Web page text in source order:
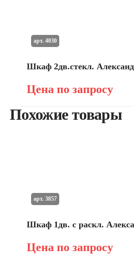
Шкаф 2дв.стекл.
Цена по запросу
арт. 4030
Похожие товары
Шкаф 1дв. с раскл.
Цена по запросу
арт. 3857